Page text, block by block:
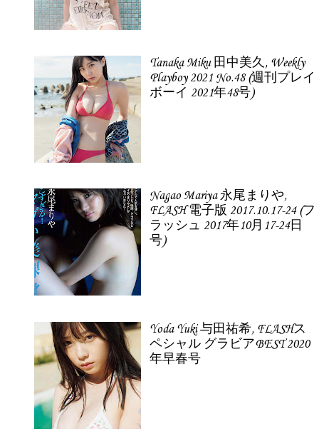
Tanaka Miku 田中美久, Weekly
Playboy 2021 No.48 (週刊プレイ
ボーイ 2021年48号)
Nagao Mariya 永尾まりや,
FLASH 電子版 2017.10.17-24 (フ
ラッシュ 2017年10月17-24日
号)
Yoda Yuki 与田祐希, FLASHス
ペシャル グラビアBEST 2020
年早春号